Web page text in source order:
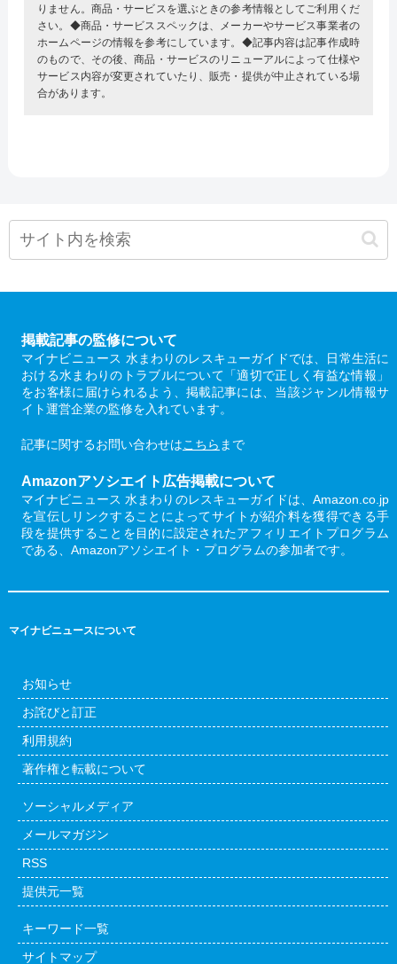
りません。商品・サービスを選ぶときの参考情報としてご利用くだ
さい。◆商品・サービススペックは、メーカーやサービス事業者の
ホームページの情報を参考にしています。◆記事内容は記事作成時
のもので、その後、商品・サービスのリニューアルによって仕様や
サービス内容が変更されていたり、販売・提供が中止されている場
合があります。
掲載記事の監修について
マイナビニュース 水まわりのレスキューガイドでは、日常生活に
おける水まわりのトラブルについて「適切で正しく有益な情報」
をお客様に届けられるよう、掲載記事には、当該ジャンル情報サ
イト運営企業の監修を入れています。
記事に関するお問い合わせはこちら まで
Amazonアソシエイト広告掲載について
マイナビニュース 水まわりのレスキューガイドは、Amazon.co.jp
を宣伝しリンクすることによってサイトが紹介料を獲得できる手
段を提供することを目的に設定されたアフィリエイトプログラム
である、Amazonアソシエイト・プログラムの参加者です。
マイナビニュースについて
お知らせ
お詫びと訂正
利用規約
著作権と転載について
ソーシャルメディア
メールマガジン
RSS
提供元一覧
キーワード一覧
サイトマップ